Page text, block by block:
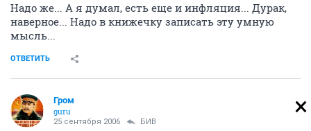
Надо же... А я думал, есть еще и инфляция... Дурак,
наверное... Надо в книжечку записать эту умную
мысль...
ОТВЕТИТЬ
Гром
guru
25 сентября 2006 БИВ